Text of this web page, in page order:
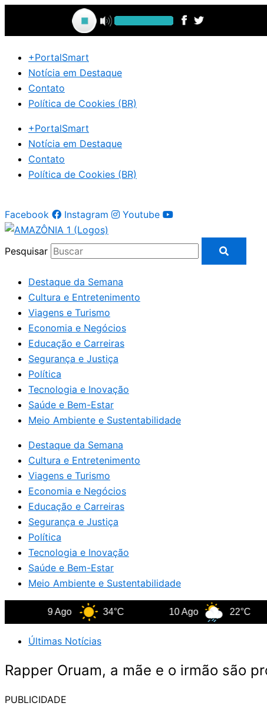
Ir
o
conteúdo+PortalSmart
Notícia em Destaque
Contato
Política de Cookies (BR)
+PortalSmart
Notícia em Destaque
Contato
Política de Cookies (BR)
Facebook Instagram Youtube
Pesquisar
Destaque da Semana
Cultura e Entretenimento
Viagens e Turismo
Economia e Negócios
Educação e Carreiras
Segurança e Justiça
Política
Tecnologia e Inovação
Saúde e Bem-Estar
Meio Ambiente e Sustentabilidade
Destaque da Semana
Cultura e Entretenimento
Viagens e Turismo
Economia e Negócios
Educação e Carreiras
Segurança e Justiça
Política
Tecnologia e Inovação
Saúde e Bem-Estar
Meio Ambiente e Sustentabilidade
34°C 10 Ago 22°C
Últimas Notícias
Rapper Oruam, a mãe e o irmão são
PUBLICIDADE